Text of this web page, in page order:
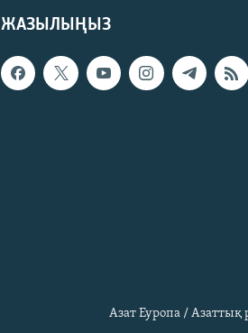
ЖАЗЫЛЫҢЫЗ
Азат Еуропа /